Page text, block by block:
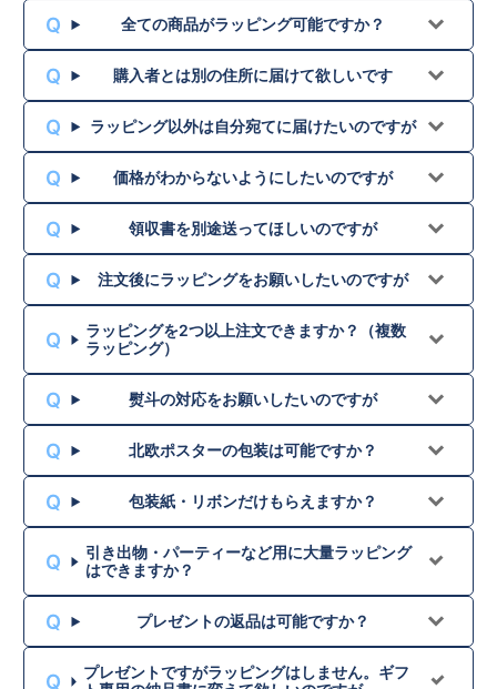
全ての商品がラッピング可能ですか？
購入者とは別の住所に届けて欲しいです
ラッピング以外は自分宛てに届けたいのですが
価格がわからないようにしたいのですが
領収書を別途送ってほしいのですが
注文後にラッピングをお願いしたいのですが
ラッピングを2つ以上注文できますか？（複数
ラッピング）
熨斗の対応をお願いしたいのですが
北欧ポスターの包装は可能ですか？
包装紙・リボンだけもらえますか？
引き出物・パーティーなど用に大量ラッピング
はできますか？
プレゼントの返品は可能ですか？
プレゼントですがラッピングはしません。ギフ